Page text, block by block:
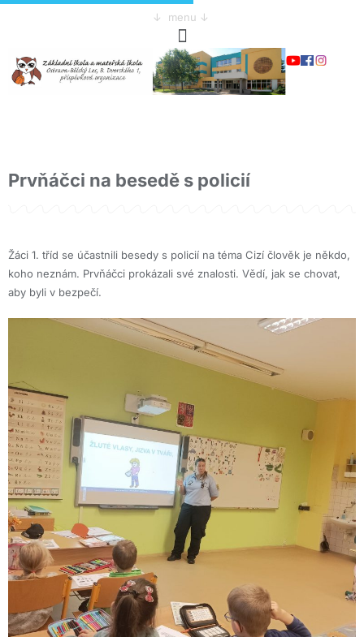
↓ menu ↓
Prvňáčci na besedě s policií
Žáci 1. tříd se účastnili besedy s policií na téma Cizí člověk je někdo,
koho neznám. Prvňáčci prokázali své znalosti. Vědí, jak se chovat,
aby byli v bezpečí.